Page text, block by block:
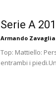
Serie A
Armando Zavaglia
Top: Mattiello:
entrambi i